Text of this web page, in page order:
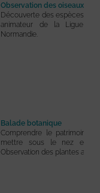
Observation des oiseaux
Découverte des espèces
animateur de la Ligue
Normandie.
Balade botanique
Comprendre le patrimoine
mettre sous le nez et
Observation des plantes aux